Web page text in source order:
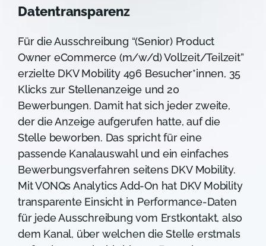
Datentransparenz
Für die Ausschreibung “(Senior) Product
Owner eCommerce (m/w/d) Vollzeit/Teilzeit”
erzielte DKV Mobility 496 Besucher*innen, 35
Klicks zur Stellenanzeige und 20
Bewerbungen. Damit hat sich jeder zweite,
der die Anzeige aufgerufen hatte, auf die
Stelle beworben. Das spricht für eine
passende Kanalauswahl und ein einfaches
Bewerbungsverfahren seitens DKV Mobility.
Mit VONQs Analytics Add-On hat DKV Mobility
transparente Einsicht in Performance-Daten
für jede Ausschreibung vom Erstkontakt, also
dem Kanal, über welchen die Stelle erstmals